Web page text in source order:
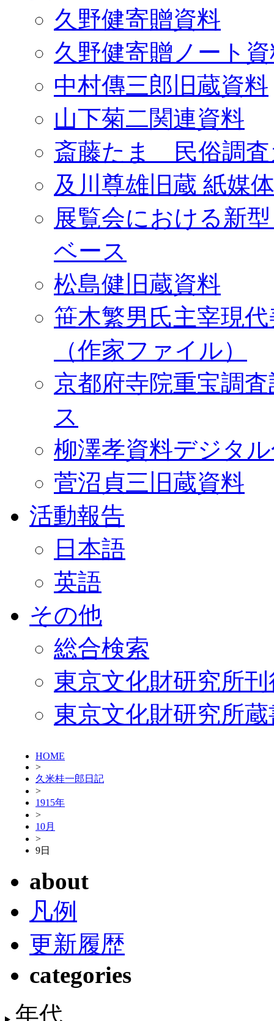
久野健寄贈資料
久野健寄贈ノート
中村傳三郎旧蔵資料
山下菊二関連資料
斎藤たま 民俗調査
及川尊雄旧蔵 紙媒
展覧会における新
ベース
松島健旧蔵資料
笹木繁男氏主宰現
（作家ファイル）
京都府寺院重宝調
ス
柳澤孝資料デジタ
菅沼貞三旧蔵資料
活動報告
日本語
英語
その他
総合検索
東京文化財研究所
東京文化財研究所
HOME
>
久米桂一郎日記
>
1915年
>
10月
>
9日
about
凡例
更新履歴
categories
年代